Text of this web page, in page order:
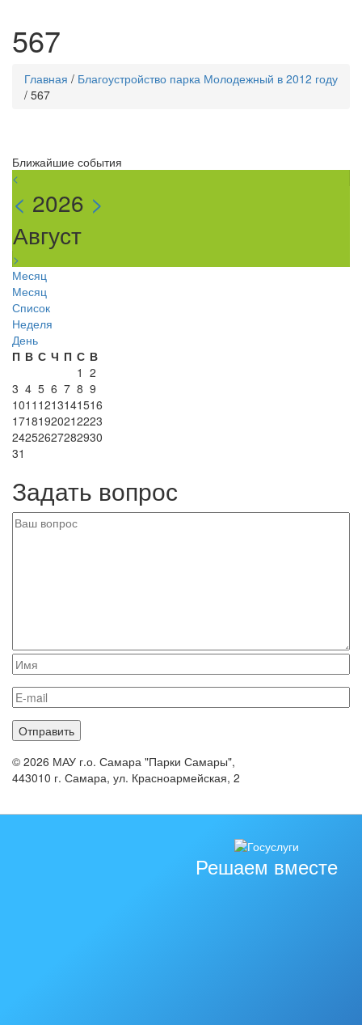
567
Главная / Благоустройство парка Молодежный в 2012 году
/ 567
Ближайшие события
<
< 2026 >
Август
>
Месяц
Месяц
Список
Неделя
День
П В С Ч П С В
1 2
3 4 5 6 7 8 9
1011 1213141516
17181920212223
24252627282930
31
Задать вопрос
© 2026 МАУ г.о. Самара "Парки Самары",
443010 г. Самара, ул. Красноармейская, 2
Решаем вместе